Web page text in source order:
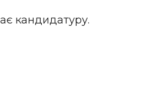
кандидатуру.